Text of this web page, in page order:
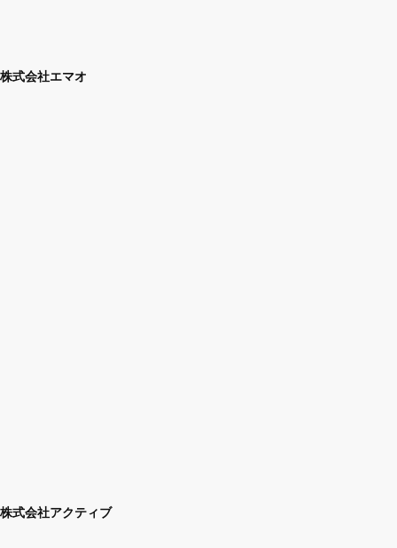
株式会社エマオ
株式会社アクティブ